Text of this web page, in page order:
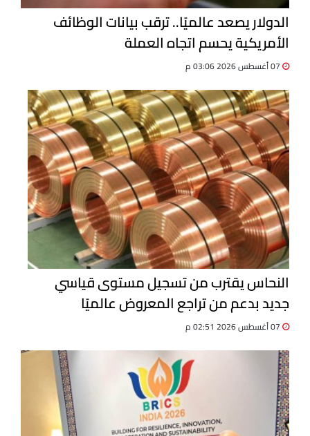
الدولار يصعد عالميًا.. ترقب بيانات الوظائف
الأمريكية يحسم اتجاه العملة
النحاس يقترب من تسجيل مستوى قياسي
جديد بدعم من تراجع المعروض عالميًا